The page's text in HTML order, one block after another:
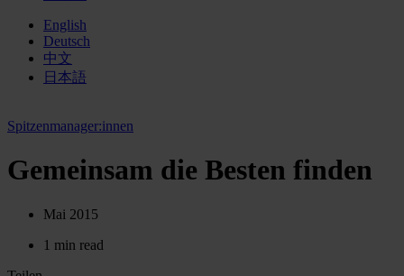
English
Deutsch
中文
日本語
Spitzenmanager:innen
Gemeinsam die Besten finden
Mai 2015
1 min read